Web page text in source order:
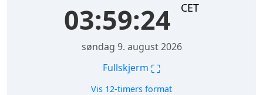
03:59:25 CET
søndag 9. august 2026
Fullskjerm ⛶
Vis 12-timers format